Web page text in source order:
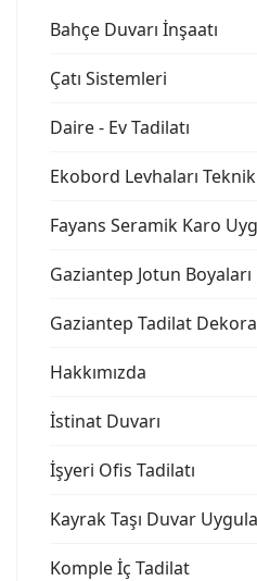
Bahçe Duvarı İnşaatı
Çatı Sistemleri
Daire - Ev Tadilatı
Ekobord Levhaları
Fayans Seramik Karo
Gaziantep Jotun Boyaları
Gaziantep Tadilat
Hakkımızda
İstinat Duvarı
İşyeri Ofis Tadilatı
Kayrak Taşı Duvar
Komple İç Tadilat